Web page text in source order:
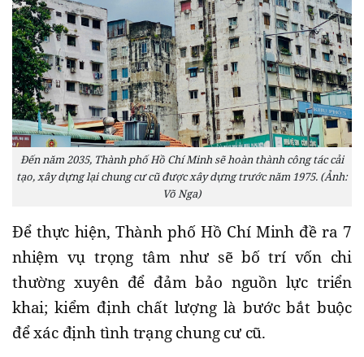
Đến năm 2035, Thành phố Hồ Chí Minh sẽ hoàn thành công tác cải
tạo, xây dựng lại chung cư cũ được xây dựng trước năm 1975. (Ảnh:
Võ Nga)
Để thực hiện, Thành phố Hồ Chí Minh đề ra 7
nhiệm vụ trọng tâm như sẽ bố trí vốn chi
thường xuyên để đảm bảo nguồn lực triển
khai; kiểm định chất lượng là bước bắt buộc
để xác định tình trạng chung cư cũ.